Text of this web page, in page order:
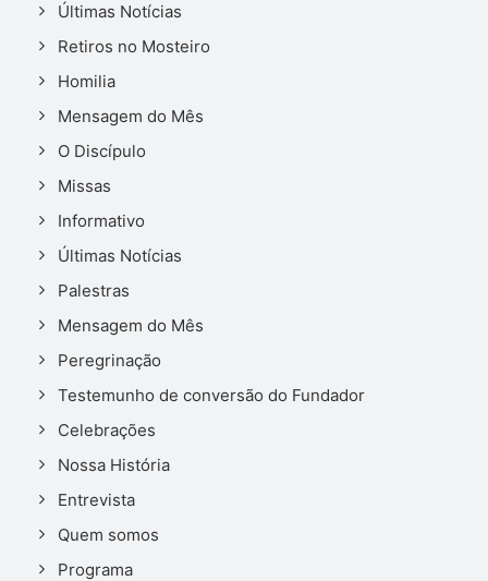
Últimas Notícias
Retiros no Mosteiro
Homilia
Mensagem do Mês
O Discípulo
Missas
Informativo
Últimas Notícias
Palestras
Mensagem do Mês
Peregrinação
Testemunho de conversão do Fundador
Celebrações
Nossa História
Entrevista
Quem somos
Programa